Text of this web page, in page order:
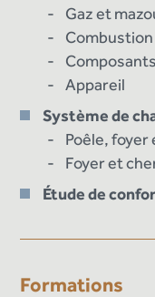
Gaz et
Combustion
Appareil
Système de
Poêle,
Foyer et
Étude de
Formations